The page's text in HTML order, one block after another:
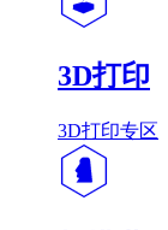
3D打印
3D打印专区